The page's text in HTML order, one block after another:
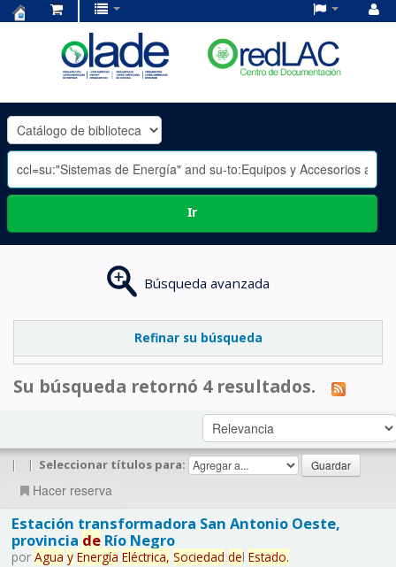
OLADE
-
Ir
Búsqueda avanzada
Refinar su búsqueda
Su búsqueda retornó 4 resultados.
| | Seleccionar títulos para:
Hacer reserva
Estación transformadora San Antonio Oeste,
provincia deRío Negro
por Agua y Energía Eléctrica, Sociedad del Estado.